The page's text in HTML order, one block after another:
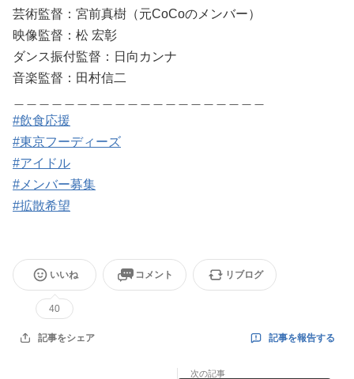
芸術監督：宮前真樹（元CoCoのメンバー）
映像監督：松 宏彰
ダンス振付監督：日向カンナ
音楽監督：田村信二
#飲食応援
#東京フーディーズ
#アイドル
#メンバー募集
#拡散希望
いいね
40
コメント リブログ
記事をシェア 記事を報告する
次の記事